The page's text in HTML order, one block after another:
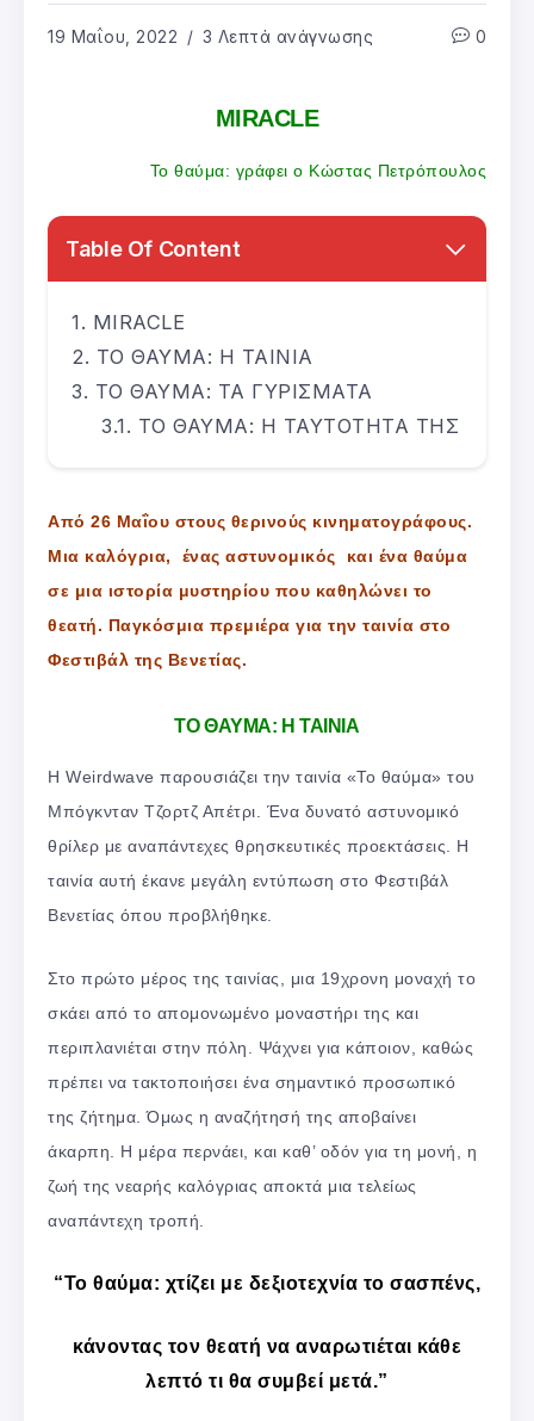
19 Μαΐου, 2022 3 Λεπτά ανάγνωσης 0
MIRACLE
Το θαύμα: γράφει ο Κώστας Πετρόπουλος
Table Of Content
MIRACLE
TΟ ΘΑΥΜΑ: Η ΤΑΙΝΙΑ
TΟ ΘΑΥΜΑ: ΤΑ ΓΥΡΙΣΜΑΤΑ
TΟ ΘΑΥΜΑ: Η ΤΑΥΤΟΤΗΤΑ ΤΗΣ
Από 26 Μαΐου στους θερινούς κινηματογράφους.
Μια καλόγρια, ένας αστυνομικός και ένα θαύμα
σε μια ιστορία μυστηρίου που καθηλώνει το
θεατή. Παγκόσμια πρεμιέρα για την ταινία στο
Φεστιβάλ της Βενετίας.
TΟ ΘΑΥΜΑ: Η ΤΑΙΝΙΑ
Η Weirdwave παρουσιάζει την ταινία «Το θαύμα» του
Μπόγκνταν Τζορτζ Απέτρι. Ένα δυνατό αστυνομικό
θρίλερ με αναπάντεχες θρησκευτικές προεκτάσεις. Η
ταινία αυτή έκανε μεγάλη εντύπωση στο Φεστιβάλ
Βενετίας όπου προβλήθηκε.
Στο πρώτο μέρος της ταινίας, μια 19χρονη μοναχή το
σκάει από το απομονωμένο μοναστήρι της και
περιπλανιέται στην πόλη. Ψάχνει για κάποιον, καθώς
πρέπει να τακτοποιήσει ένα σημαντικό προσωπικό
της ζήτημα. Όμως η αναζήτησή της αποβαίνει
άκαρπη. Η μέρα περνάει, και καθ’ οδόν για τη μονή, η
ζωή της νεαρής καλόγριας αποκτά μια τελείως
αναπάντεχη τροπή.
“Το θαύμα: χτίζει με δεξιοτεχνία το σασπένς,
κάνοντας τον θεατή να αναρωτιέται κάθε
λεπτό τι θα συμβεί μετά.”